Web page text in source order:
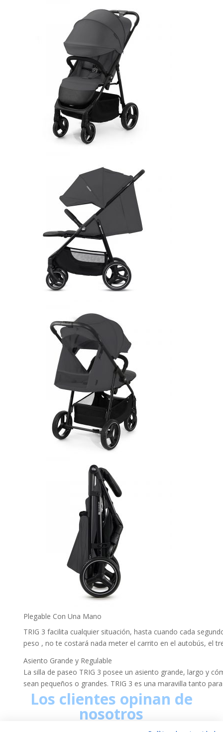
Plegable Con Una Mano
TRIG 3 facilita cualquier situación, hasta cuando cada
peso , no te costará nada meter el carrito en el autobús, el
Asiento Grande y Regulable
La silla de paseo TRIG 3 posee un asiento grande, largo y
sean pequeños o grandes. TRIG 3 es una maravilla tanto
Los clientes opinan de
nosotros